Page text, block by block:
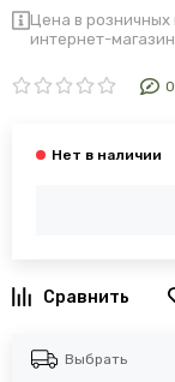
Цена в розничных
интернет-
Выбрать